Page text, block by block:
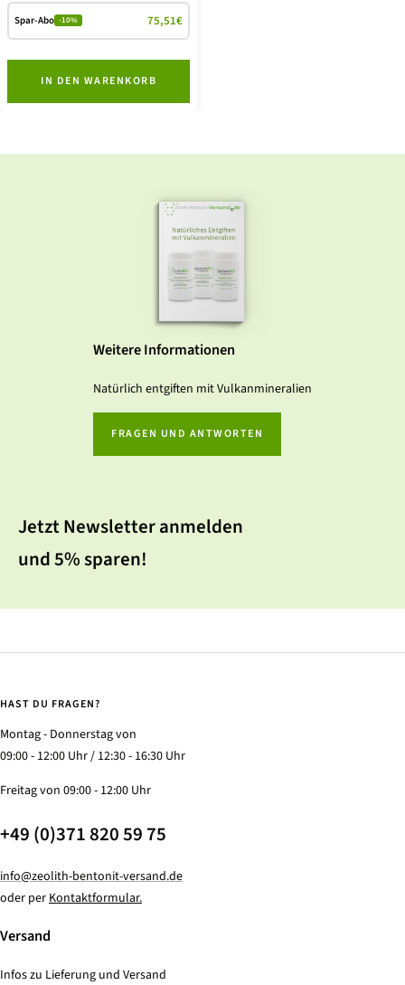
Spar-Abo -10% 75,51€
IN DEN WARENKORB
Weitere Informationen
Natürlich entgiften mit Vulkanmineralien
FRAGEN UND ANTWORTEN
Jetzt Newsletter anmelden
und 5% sparen!
HAST DU FRAGEN?
Montag - Donnerstag von
09:00 - 12:00 Uhr / 12:30 - 16:30 Uhr
Freitag von 09:00 - 12:00 Uhr
+49 (0)371 820 59 75
info@zeolith-bentonit-versand.de
oder perKontaktformular.
Versand
Infos zu Lieferung und Versand